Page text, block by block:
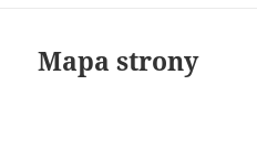
Mapa strony